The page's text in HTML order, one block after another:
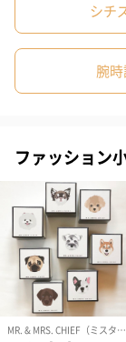
紙袋
あり（280円）
シチ
腕
ファッション